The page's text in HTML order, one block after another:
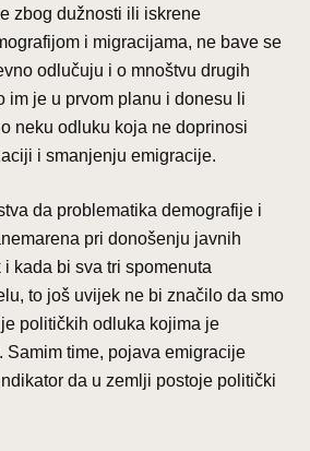
zbog dužnosti ili iskrene
i migracijama, ne bave se
odlučuju i o mnoštvu drugih
im je u prvom planu i donesu li
neku odluku koja ne doprinosi
i smanjenju emigracije.
da problematika demografije i
pri donošenju javnih
kada bi sva tri spomenuta
to još uvijek ne bi značilo da smo
političkih odluka kojima je
Samim time, pojava emigracije
da u zemlji postoje politički